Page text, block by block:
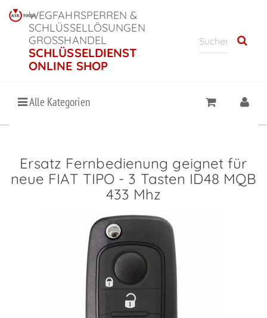
WEGFAHRSPERREN &
SCHLÜSSELLÖSUNGEN
GROSSHANDEL
SCHLÜSSELDIENST
ONLINE SHOP
Alle Kategorien
Ersatz Fernbedienung geignet für
neue FIAT TIPO - 3 Tasten ID48 MQB
433 Mhz